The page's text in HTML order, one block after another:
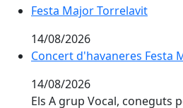
Festa Major Torrelavit
Festa Major Torrelavit
14/08/2026
Concert d'havaneres Festa
Concert d'havaneres Festa
14/08/2026
Els A grup Vocal, coneguts